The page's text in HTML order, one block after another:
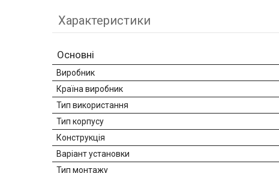
Характеристики
Основні
Виробник
Країна виробник
Тип використання
Тип корпусу
Конструкція
Варіант установки
Тип монтажу